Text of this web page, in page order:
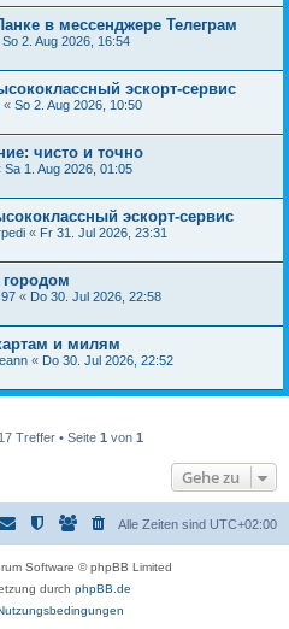
в мессенджере Телеграм
So 2. Aug 2026, 16:54
эскорт-сервис
« So 2. Aug 2026, 10:50
чисто и точно
Sa 1. Aug 2026, 01:05
эскорт-сервис
« Fr 31. Jul 2026, 23:31
городом
« Do 30. Jul 2026, 22:58
и милям
« Do 30. Jul 2026, 22:52
Treffer • Seite 1 von 1
Gehe zu
Alle Zeiten sind UTC+02:00
Software © phpBB Limited
durch phpBB.de